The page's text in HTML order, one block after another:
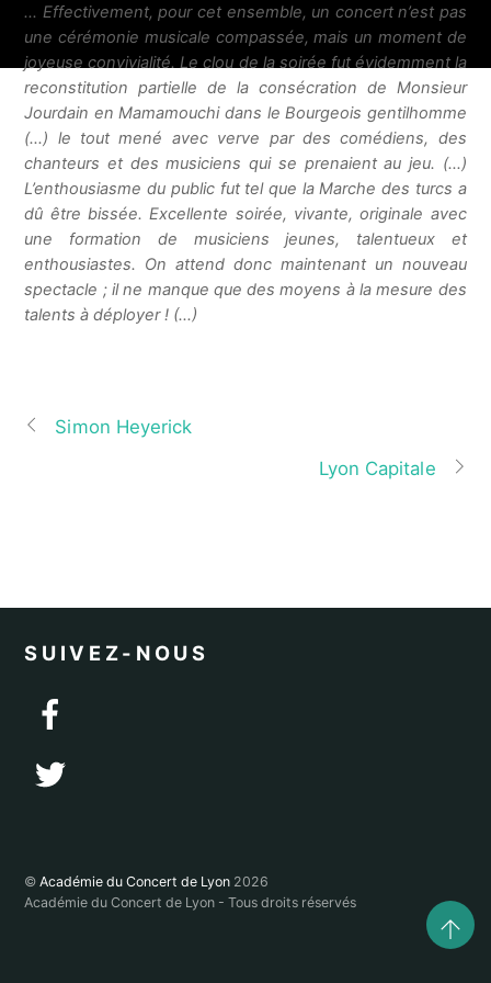
… Effectivement, pour cet ensemble, un concert n’est pas
une cérémonie musicale compassée, mais un moment de
joyeuse convivialité. Le clou de la soirée fut évidemment la
reconstitution partielle de la consécration de Monsieur
Jourdain en Mamamouchi dans le Bourgeois gentilhomme
(…) le tout mené avec verve par des comédiens, des
chanteurs et des musiciens qui se prenaient au jeu. (…)
L’enthousiasme du public fut tel que la Marche des turcs a
dû être bissée.Excellente soirée, vivante, originale avec
une formation de musiciens jeunes, talentueux et
enthousiastes. On attend donc maintenant un nouveau
spectacle ; il ne manque que des moyens à la mesure des
talents à déployer ! (…)
Simon Heyerick
Lyon Capitale
SUIVEZ-NOUS
©Académie du Concert de Lyon 2026
Académie du Concert de Lyon - Tous droits réservés